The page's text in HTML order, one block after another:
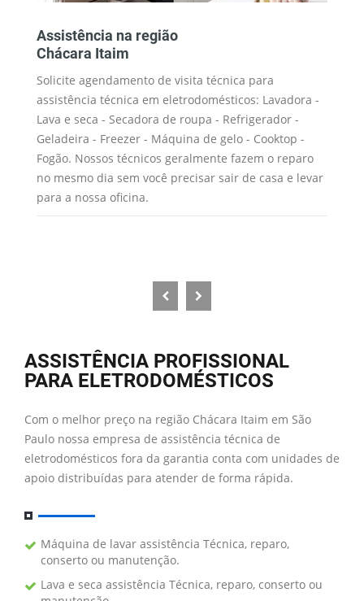
Assistência na região
Chácara Itaim
Solicite agendamento de visita técnica para
assistência técnica em eletrodomésticos: Lavadora -
Lava e seca - Secadora de roupa - Refrigerador -
Geladeira - Freezer - Máquina de gelo - Cooktop -
Fogão. Nossos técnicos geralmente fazem o reparo
no mesmo dia sem você precisar sair de casa e levar
para a nossa oficina.
ASSISTÊNCIA PROFISSIONAL
PARA ELETRODOMÉSTICOS
Com o melhor preço na região Chácara Itaim em São
Paulo nossa empresa de assistência técnica de
eletrodomésticos fora da garantia conta com unidades de
apoio distribuídas para atender de forma rápida.
Máquina de lavar assistência Técnica, reparo,
conserto ou manutenção.
Lava e seca assistência Técnica, reparo, conserto ou